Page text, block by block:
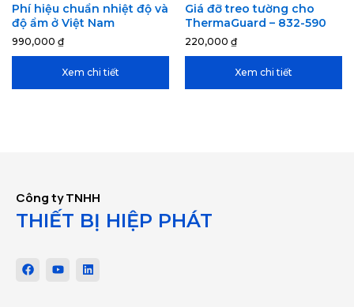
Phí hiệu chuẩn nhiệt độ và
độ ẩm ở Việt Nam
990,000 ₫
Xem chi tiết
Giá đỡ treo tường cho
ThermaGuard – 832-590
220,000 ₫
Xem chi tiết
Công ty TNHH
THIẾT BỊ HIỆP PHÁT